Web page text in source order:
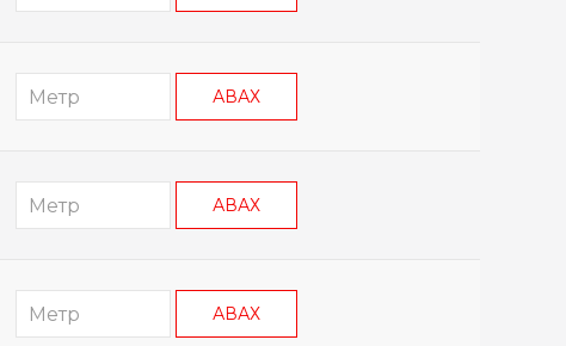
АВАХ
АВАХ
АВАХ